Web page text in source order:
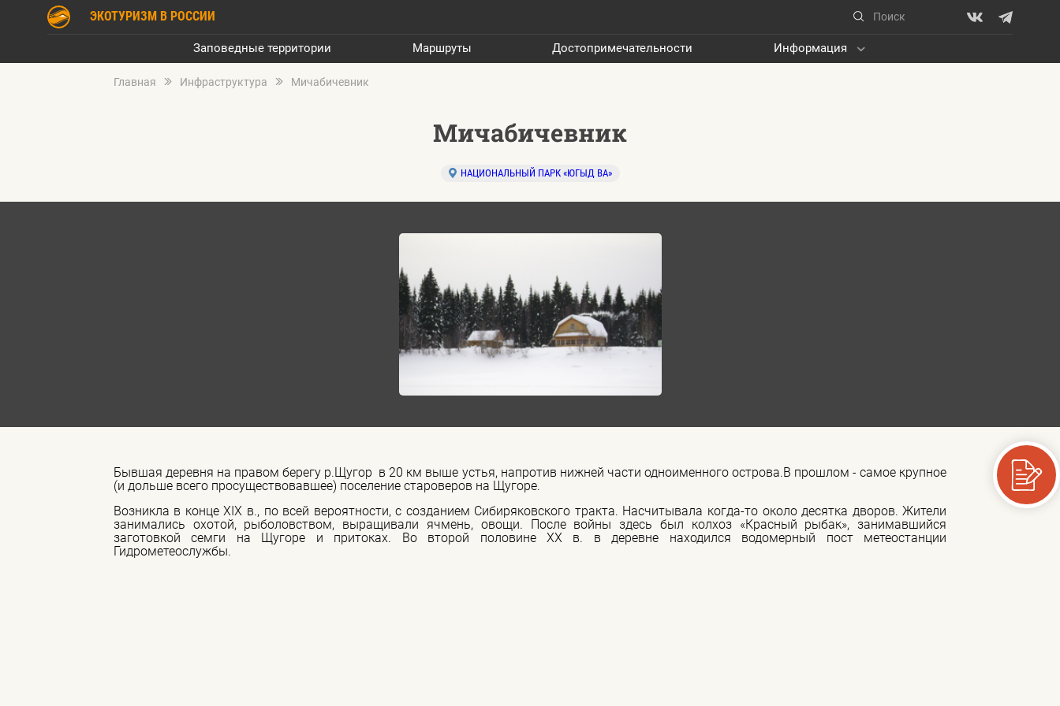
ЭКОТУРИЗМ В РОССИИ
Заповедные территории Маршруты Достопримечательности Информация
Главная Инфраструктура Мичабичевник
Мичабичевник
НАЦИОНАЛЬНЫЙ ПАРК «ЮГЫД ВА»
Бывшая деревня на правом берегу р.Щугор в 20 км выше устья, напротив нижней части одноименного острова.В прошлом - самое крупное
(и дольше всего просуществовавшее) поселение староверов на Щугоре.
Возникла в конце XIX в., по всей вероятности, с созданием Сибиряковского тракта. Насчитывала когда-то около десятка дворов. Жители
занимались охотой, рыболовством, выращивали ячмень, овощи. После войны здесь был колхоз «Красный рыбак», занимавшийся
заготовкой семги на Щугоре и притоках. Во второй половине XX в. в деревне находился водомерный пост метеостанции
Гидрометеослужбы.